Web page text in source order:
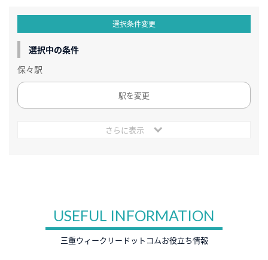
選択条件変更
選択中の条件
保々駅
駅を変更
さらに表示
USEFUL INFORMATION
三重ウィークリードットコムお役立ち情報